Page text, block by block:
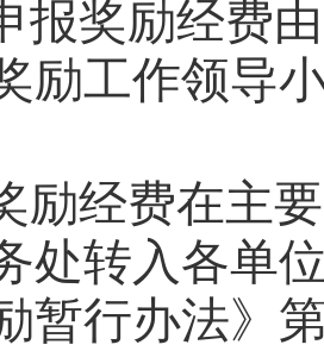
报奖励经费
励工作领导
励经费在主
处转入各单
暂行办法》